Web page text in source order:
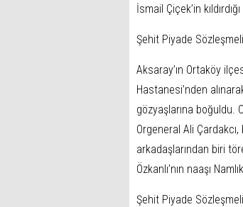
İsmail Çiçek’in
Şehit Piyade
Aksaray’ın Ortaköy
Hastanesi’nden
gözyaşlarına boğuldu.
Orgeneral Ali Çardakcı,
arkadaşlarından biri
Özkanlı’nın naaşı
Şehit Piyade